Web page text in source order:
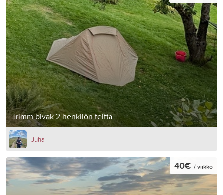
Trimm bivak 2 henkilön teltta
Juha
40€ / viikko